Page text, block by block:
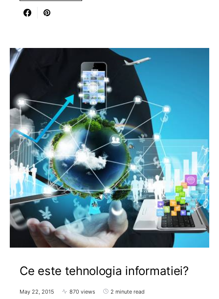
Ce este tehnologia informatiei?
May 22, 2015 870 views 2 minute read